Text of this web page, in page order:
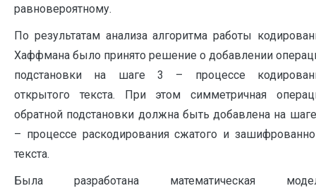
равновероятному.
По результатам анализа алгоритма работы
Хаффмана было принято решение о добавлении
подстановки на шаге 3 – процессе
открытого текста. При этом симметричная
обратной подстановки должна быть добавлена на
– процессе раскодирования сжатого и
текста.
Была разработана математическая